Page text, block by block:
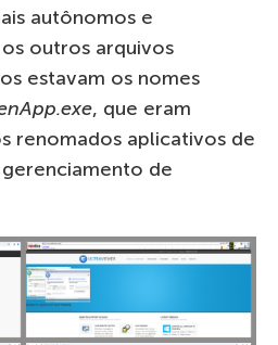
autônomos e
outros arquivos
estavam os nomes
, que eram
renomados aplicativos de
de